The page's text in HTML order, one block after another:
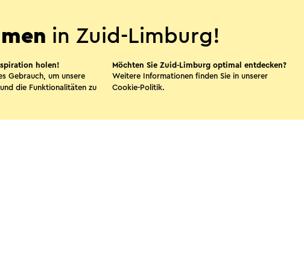
in Zuid-Limburg!
holen!
Gebrauch, um unsere
die Funktionalitäten zu
Möchten Sie Zuid-Limburg optimal entdecken?
Weitere Informationen finden Sie in unserer
Cookie-Politik.